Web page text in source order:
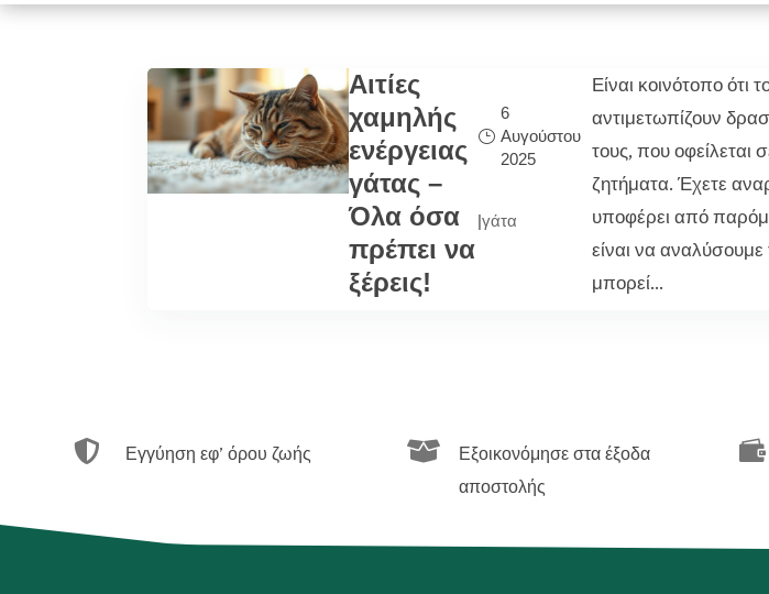
Αιτίες
χαμηλής
ενέργειας
γάτας –
Όλα όσα
πρέπει να
ξέρεις!
6
Αυγούστου
2025
|γάτα
Είναι κοινότοπο ότι
αντιμετωπίζουν
τους, που οφείλεται
ζητήματα. Έχετε
υποφέρει από
είναι να αναλύσουμε
μπορεί...
 Εγγύηση εφ’ όρου ζωής 
Εξοικονόμησε στα έξοδα
αποστολής
